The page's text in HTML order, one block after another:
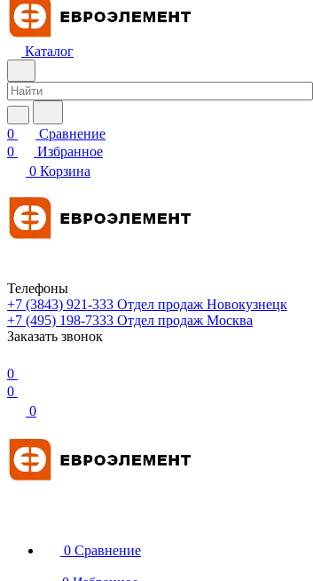
Каталог
0
Сравнение
0
Избранное
0 Корзина
Телефоны
+7 (3843) 921-333 Отдел продаж Новокузнецк
+7 (495) 198-7333 Отдел продаж Москва
Заказать звонок
0
0
0
0 Сравнение